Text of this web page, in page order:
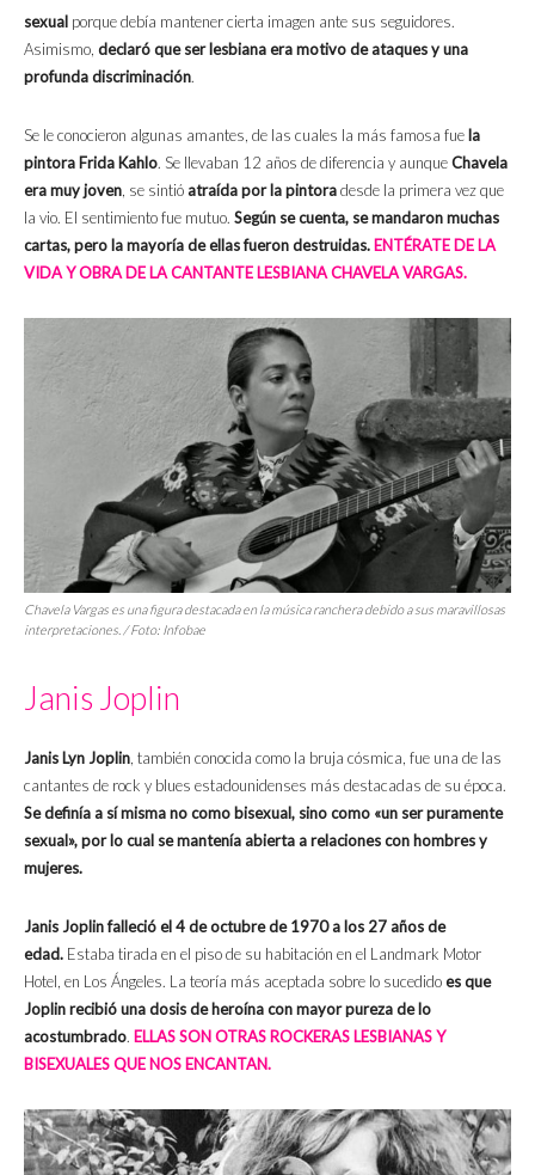
sexual porque debía mantener cierta imagen ante sus seguidores.
Asimismo, declaró que ser lesbiana era motivo de ataques y una
profunda discriminación.
Se le conocieron algunas amantes, de las cuales la más famosa fue la
pintora Frida Kahlo. Se llevaban 12 años de diferencia y aunqueChavela
era muy joven, se sintió atraída por la pintoradesde la primera vez que
la vio. El sentimiento fue mutuo. Según se cuenta, se mandaron muchas
cartas, pero la mayoría de ellas fueron destruidas. ENTÉRATE DE LA
VIDA Y OBRA DE LA CANTANTE LESBIANA CHAVELA VARGAS.
Chavela Vargas es una figura destacada en la música ranchera debido a sus maravillosas
interpretaciones. / Foto: Infobae
Janis Joplin
Janis Lyn Joplin, también conocida como la bruja cósmica, fue una de las
cantantes de rock y blues estadounidenses más destacadas de su época.
Se definía a sí misma no como bisexual, sino como «un ser puramente
sexual», por lo cual se mantenía abierta a relaciones con hombres y
mujeres.
Janis Joplin falleció el 4 de octubre de 1970 a los 27 años de
edad. Estaba tirada en el piso de su habitación en el Landmark Motor
Hotel, en Los Ángeles. La teoría más aceptada sobre lo sucedidoes que
Joplin recibió una dosis de heroína con mayor pureza de lo
acostumbrado. ELLAS SON OTRAS ROCKERAS LESBIANAS Y
BISEXUALES QUE NOS ENCANTAN.